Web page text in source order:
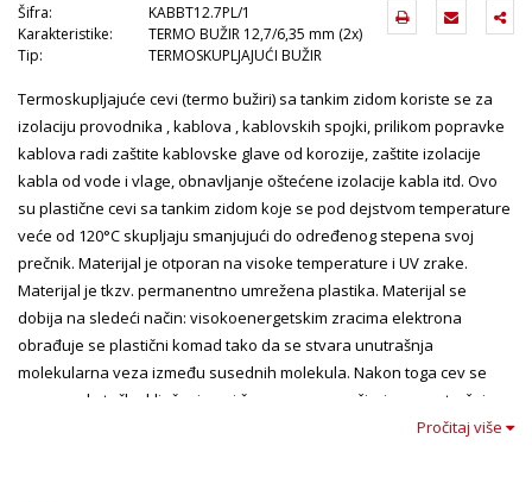
Šifra:
KABBT12.7PL/1
Karakteristike:
TERMO BUŽIR 12,7/6,35 mm (2x)
Tip:
TERMOSKUPLJAJUĆI BUŽIR
Termoskupljajuće cevi (termo bužiri) sa tankim zidom koriste se za
izolaciju provodnika , kablova , kablovskih spojki, prilikom popravke
kablova radi zaštite kablovske glave od korozije, zaštite izolacije
kabla od vode i vlage, obnavljanje oštećene izolacije kabla itd. Ovo
su plastične cevi sa tankim zidom koje se pod dejstvom temperature
veće od 120°C skupljaju smanjujući do određenog stepena svoj
prečnik. Materijal je otporan na visoke temperature i UV zrake.
Materijal je tkzv. permanentno umrežena plastika. Materijal se
dobija na sledeći način: visokoenergetskim zracima elektrona
obrađuje se plastični komad tako da se stvara unutrašnja
molekularna veza između susednih molekula. Nakon toga cev se
zagreva do tačke ključanja, pri čemu se cev proširuje, a unutrašnje
molekularne veze se rastežu. Nakon toga se cev naglo hladi, a
Pročitaj više